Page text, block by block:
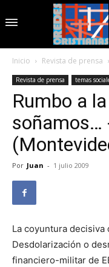
Inicio Revista de prensa
Revista de prensa temas
Rumbo a
soñamos…
Por Juan - 1 julio 2009
La coyuntura decisiva
Desdolarización o
financiero-militar de